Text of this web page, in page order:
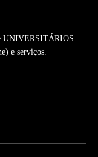
UNIVERSITÁRIOS
e serviços.